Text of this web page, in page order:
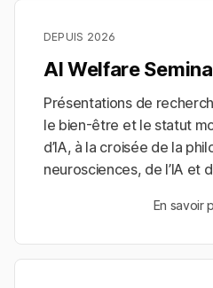
DEPUIS 2026
AI Welfare
Présentations de
le bien-être et le statut
d’IA, à la croisée de la
neurosciences, de l’IA et
En savoir